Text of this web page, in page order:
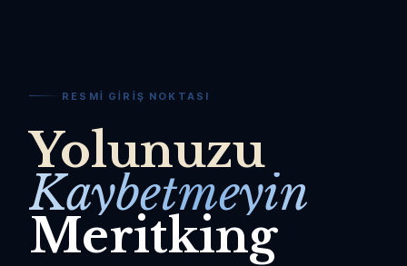
RESMI GIRIŞ NOKTASI
Yolunuzu
Kaybetmeyin
Meritking